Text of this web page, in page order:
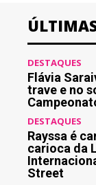
DESTAQUES
Flávia
trave e no
DESTAQUES
Rayssa é
carioca da
Street